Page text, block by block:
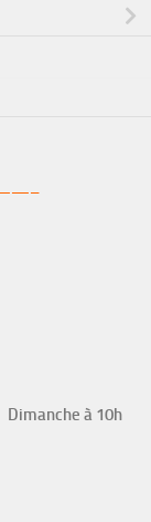
à 10h